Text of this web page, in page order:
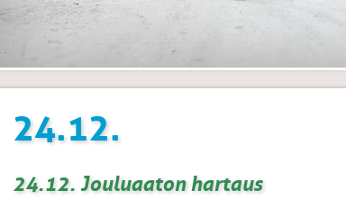
24.12.
24.12. Jouluaaton hartaus